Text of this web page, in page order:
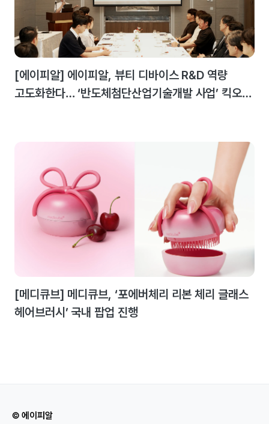
[에이피알] 에이피알, 뷰티 디바이스 R&D 역량
고도화한다… ‘반도체첨단산업기술개발 사업’ 킥오프
[메디큐브] 메디큐브, ‘포에버체리 리본 체리 글래스
헤어브러시’ 국내 팝업 진행
© 에이피알